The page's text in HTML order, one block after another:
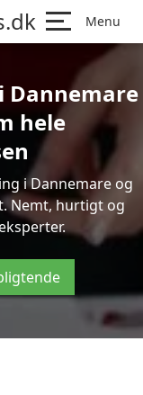
Menu
Dannemare
hele
i Dannemare og
Nemt, hurtigt og